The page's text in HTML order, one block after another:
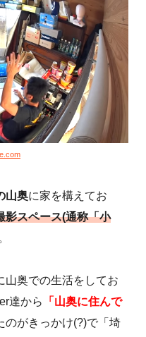
山奥に家を構えてお
影スペース(通称「小
山奥での生活をしてお
達から
「山奥に住んで
のがきっかけ(?)で「埼